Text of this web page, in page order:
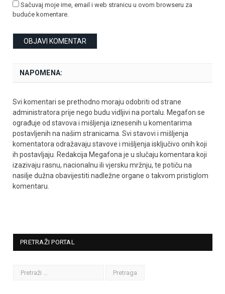
Sačuvaj moje ime, email i web stranicu u ovom browseru za
buduće komentare.
NAPOMENA:
Svi komentari se prethodno moraju odobriti od strane
administratora prije nego budu vidljivi na portalu. Megafon se
ograđuje od stavova i mišljenja iznesenih u komentarima
postavljenih na našim stranicama. Svi stavovi i mišljenja
komentatora odražavaju stavove i mišljenja isključivo onih koji
ih postavljaju. Redakcija Megafona je u slučaju komentara koji
izazivaju rasnu, nacionalnu ili vjersku mržnju, te potiču na
nasilje dužna obavijestiti nadležne organe o takvom pristiglom
komentaru.
PRETRAŽI PORTAL